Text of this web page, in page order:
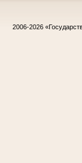
2006-2026